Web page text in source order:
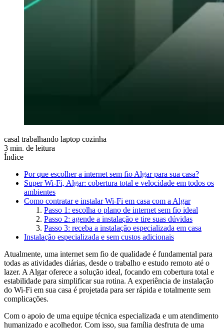
casal trabalhando laptop cozinha
3 min. de leitura
Índice
Por que escolher a internet sem fio Algar para sua casa?
Super Wi-Fi, Algar: cobertura total e velocidade em todos os
ambientes
Como contratar e instalar Wi-Fi em casa com a Algar
Passo 1: escolha o plano de internet sem fio ideal
Passo 2: agende a instalação e tire suas dúvidas
Passo 3: receba a instalação especializada em casa
Instalação especializada e sem custos adicionais
Atualmente, uma internet sem fio de qualidade é fundamental para
todas as atividades diárias, desde o trabalho e estudo remoto até o
lazer. A Algar oferece a solução ideal, focando em cobertura total e
estabilidade para simplificar sua rotina. A experiência de instalação
do Wi-Fi em sua casa é projetada para ser rápida e totalmente sem
complicações.
Com o apoio de uma equipe técnica especializada e um atendimento
humanizado e acolhedor. Com isso, sua família desfruta de uma